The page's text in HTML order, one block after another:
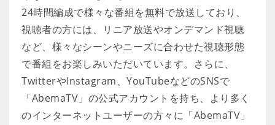
24時間編成で様々な番組を無料で放送しており、
視聴者の方には、リニア放送やオンデマンド視聴
など、様々なシーンやニーズに合わせた視聴形態
で番組をお楽しみいただいています。さらに、
TwitterやInstagram、YouTubeなどのSNSで
「AbemaTV」の公式アカウントを持ち、より多く
のインターネットユーザーの方々に「AbemaTV」